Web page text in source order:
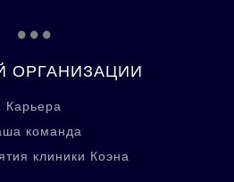
...
ОРГАНИЗАЦИИ
Карьера
команда
клиники Коэна